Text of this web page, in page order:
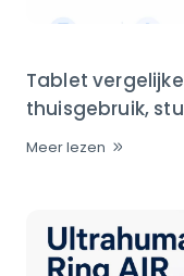
Tablet
thuisgebruik,
Meer lezen